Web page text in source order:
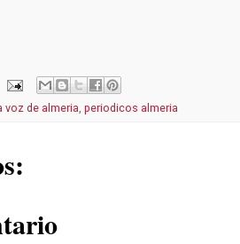
voz de almeria, periodicos almeria